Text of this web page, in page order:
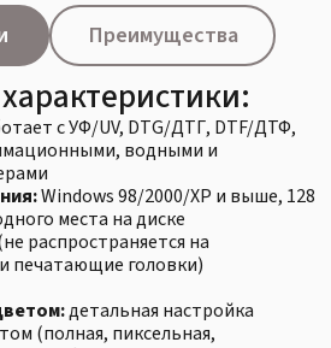
Windows 98/2000/XP и выше, 128
места на диске
на
головки)
детальная настройка
пиксельная,
альфа/spot-каналов
создание массивов
отступов, поворотов и
цветовых лимитов
каналов
тесты для настройки
и растровых
товары